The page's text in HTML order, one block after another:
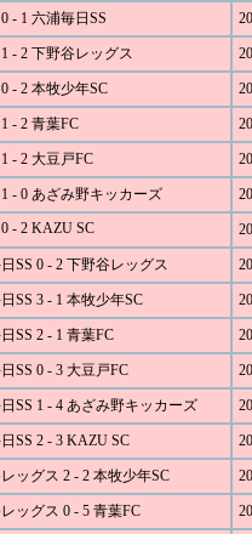
- 1 六浦毎日SS
- 2 下野谷レッグス
- 2 本牧少年SC
- 2 青葉FC
- 2 大豆戸FC
- 0 あざみ野キッカーズ
- 2 KAZU SC
SS 0 - 2 下野谷レッグス
SS 3 - 1 本牧少年SC
SS 2 - 1 青葉FC
SS 0 - 3 大豆戸FC
SS 1 - 4 あざみ野キッカーズ
SS 2 - 3 KAZU SC
ッグス 2 - 2 本牧少年SC
ッグス 0 - 5 青葉FC